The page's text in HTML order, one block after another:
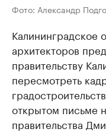
Фото: Александр
Калининградское
архитекторов
правительству
пересмотреть
открытом письме
правительства